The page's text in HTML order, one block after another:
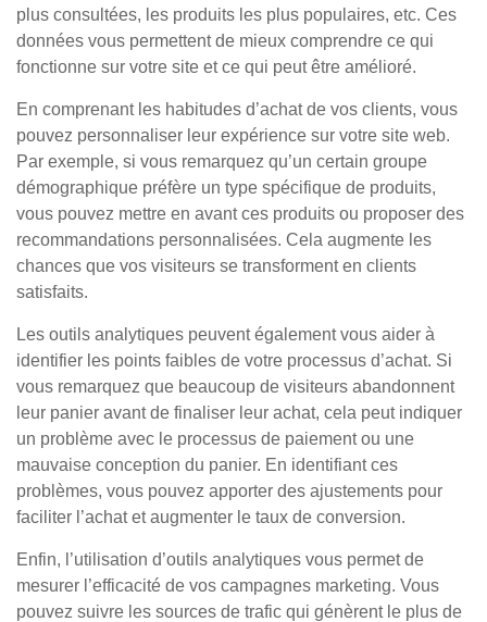
plus consultées, les produits les plus populaires, etc. Ces
données vous permettent de mieux comprendre ce qui
fonctionne sur votre site et ce qui peut être amélioré.
En comprenant les habitudes d’achat de vos clients, vous
pouvez personnaliser leur expérience sur votre site web.
Par exemple, si vous remarquez qu’un certain groupe
démographique préfère un type spécifique de produits,
vous pouvez mettre en avant ces produits ou proposer des
recommandations personnalisées. Cela augmente les
chances que vos visiteurs se transforment en clients
satisfaits.
Les outils analytiques peuvent également vous aider à
identifier les points faibles de votre processus d’achat. Si
vous remarquez que beaucoup de visiteurs abandonnent
leur panier avant de finaliser leur achat, cela peut indiquer
un problème avec le processus de paiement ou une
mauvaise conception du panier. En identifiant ces
problèmes, vous pouvez apporter des ajustements pour
faciliter l’achat et augmenter le taux de conversion.
Enfin, l’utilisation d’outils analytiques vous permet de
mesurer l’efficacité de vos campagnes marketing. Vous
pouvez suivre les sources de trafic qui génèrent le plus de